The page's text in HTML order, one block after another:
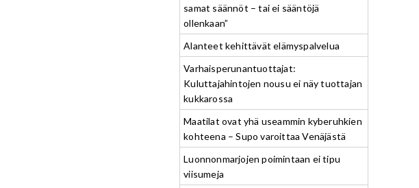
samat säännöt – tai ei sääntöjä
ollenkaan”
Alanteet kehittävät elämyspalvelua
Varhaisperunantuottajat:
Kuluttajahintojen nousu ei näy tuottajan
kukkarossa
Maatilat ovat yhä useammin kyberuhkien
kohteena – Supo varoittaa Venäjästä
Luonnonmarjojen poimintaan ei tipu
viisumeja